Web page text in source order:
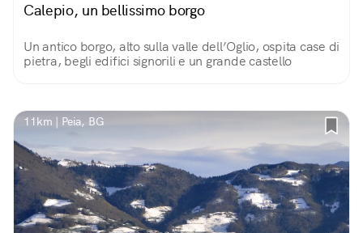
Calepio, un bellissimo borgo
Un antico borgo, alto sulla valle dell’Oglio, ospita case di
pietra, begli edifici signorili e un grande castello
11km | Peia, BG